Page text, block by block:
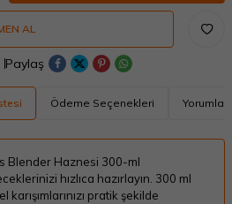
AL
Paylaş
Ödeme Seçenekleri Yorumlar
Blender Haznesi 300-ml
hızlıca hazırlayın. 300 ml
pratik şekilde